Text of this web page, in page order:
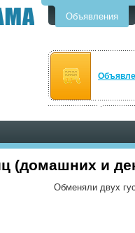
Объявления
(домашних и
Обменяли двух